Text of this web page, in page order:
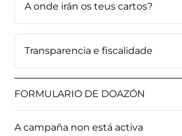
A onde irán os teus cartos?
Transparencia e fiscalidade
FORMULARIO DE DOAZÓN
A campaña non está activa